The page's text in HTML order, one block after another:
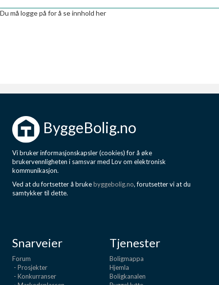
Boligmappa+
Du må logge på for å se innhold her
ByggeBolig.no
Vi bruker informasjonskapsler (cookies) for å øke
brukervennligheten i samsvar med Lov om elektronisk
kommunikasjon.
Ved at du fortsetter å brukebyggebolig.no, forutsetter vi at du
samtykker til dette.
Snarveier
Forum
- Prosjekter
- Konkurranser
Tjenester
Boligmappa
Hjemla
Boligkanalen